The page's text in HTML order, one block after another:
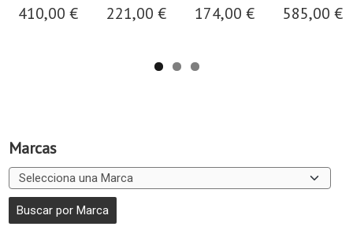
Marcas
410,00 € 221,00 € 174,00 € 585,00 €